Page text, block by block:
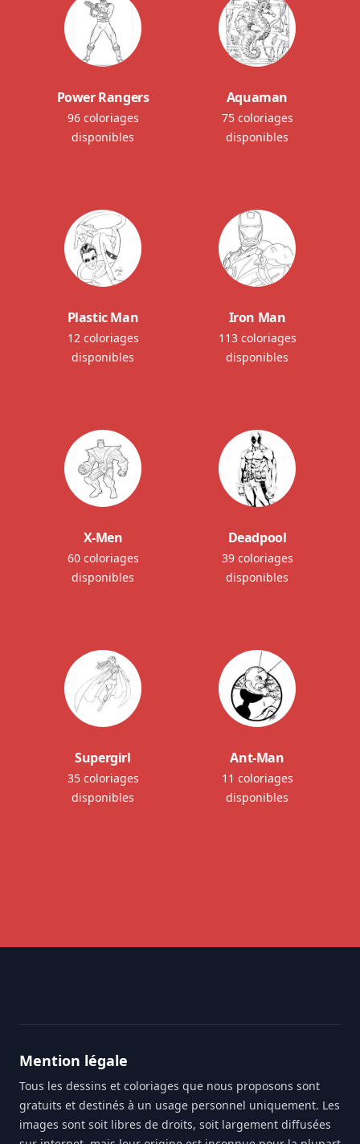
Power Rangers
96 coloriages
disponibles
Aquaman
75 coloriages
disponibles
Plastic Man
12 coloriages
disponibles
Iron Man
113 coloriages
disponibles
X-Men
60 coloriages
disponibles
Deadpool
39 coloriages
disponibles
Supergirl
35 coloriages
disponibles
Ant-Man
11 coloriages
disponibles
Mention légale
Tous les dessins et coloriages que nous proposons sont
gratuits et destinés à un usage personnel uniquement. Les
images sont soit libres de droits, soit largement diffusées